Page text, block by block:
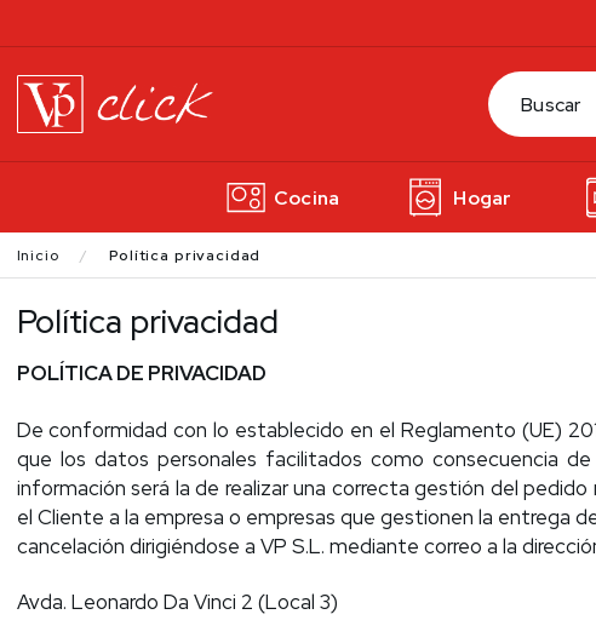
Cocina Hogar
Inicio Política privacidad
Política privacidad
POLÍTICA DE PRIVACIDAD
De conformidad con lo establecido en el Reglamento (UE)
que los datos personales facilitados como consecuencia
información será la de realizar una correcta gestión del
el Cliente a la empresa o empresas que gestionen la entrega
cancelación dirigiéndose a VP S.L. mediante correo a la
Avda. Leonardo Da Vinci 2 (Local 3)